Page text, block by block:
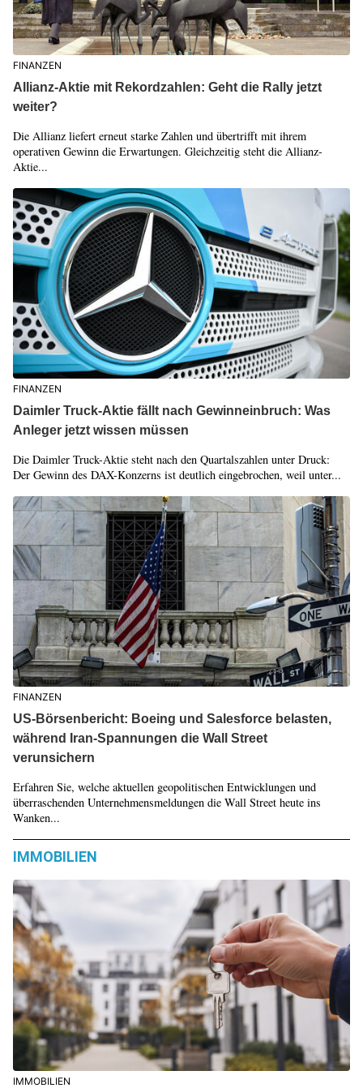
FINANZEN
Allianz-Aktie mit Rekordzahlen: Geht die Rally jetzt
weiter?
Die Allianz liefert erneut starke Zahlen und übertrifft mit ihrem
operativen Gewinn die Erwartungen. Gleichzeitig steht die Allianz-
Aktie...
FINANZEN
Daimler Truck-Aktie fällt nach Gewinneinbruch: Was
Anleger jetzt wissen müssen
Die Daimler Truck-Aktie steht nach den Quartalszahlen unter Druck:
Der Gewinn des DAX-Konzerns ist deutlich eingebrochen, weil unter...
FINANZEN
US-Börsenbericht: Boeing und Salesforce belasten,
während Iran-Spannungen die Wall Street
verunsichern
Erfahren Sie, welche aktuellen geopolitischen Entwicklungen und
überraschenden Unternehmensmeldungen die Wall Street heute ins
Wanken...
IMMOBILIEN
IMMOBILIEN